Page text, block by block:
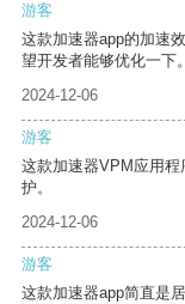
游客
这款加速器app的加速
望开发者能够优化一下。
2024-12-06
游客
这款加速器VPM应用
护。
2024-12-06
游客
这款加速器app简直是